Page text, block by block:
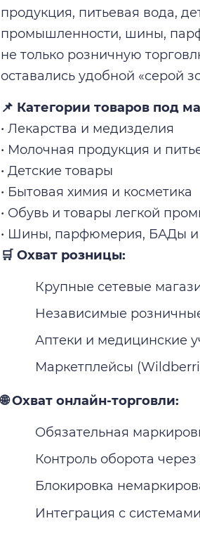
продукция, питьевая вода,
промышленности, шины,
не только розничную
оставались удобной «серой
📌 Категории товаров под
• Лекарства и медизделия
• Молочная продукция и
• Детские товары
• Бытовая химия и косметика
• Обувь и товары легкой
• Шины, парфюмерия, БАДы и
🛒 Охват розницы:
Крупные сетевые
Независимые
Аптеки и медицинские
Маркетплейсы
🌐 Охват онлайн-торговли:
Обязательная
Контроль оборота
Блокировка
Интеграция с